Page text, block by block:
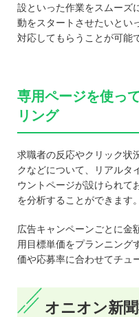
設といった作業をスムーズ
動をスタートさせたいとい
対応してもらうことが可能
専用ページを使っ
リング
求職者の反応やクリック状
クなどについて、リアルタ
ウントページが設けられて
を分析することができます。
広告キャンペーンごとに金
用目標単価をプランニング
価や応募率に合わせてチュ
オニオン新